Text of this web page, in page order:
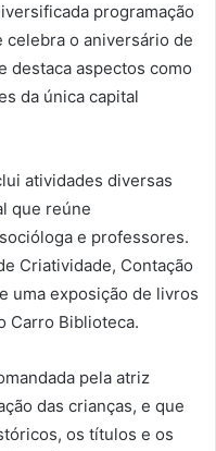
programação
celebra o aniversário de
destaca aspectos como
da única capital
atividades diversas
que reúne
e professores.
Criatividade, Contação
uma exposição de livros
Carro Biblioteca.
pela atriz
das crianças, e que
os títulos e os